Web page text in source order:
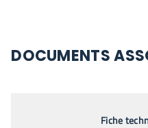
DOCUMENTS
Fiche